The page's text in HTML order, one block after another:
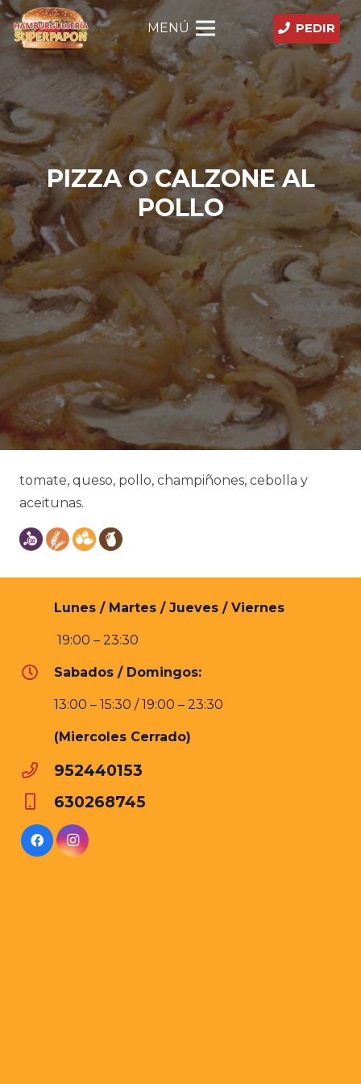
MENÚ PEDIR
PIZZA O CALZONE AL
POLLO
tomate, queso, pollo, champiñones, cebolla y
aceitunas.
Lunes / Martes / Jueves / Viernes
19:00 – 23:30
Sabados / Domingos:
13:00 – 15:30 / 19:00 – 23:30
(Miercoles Cerrado)
952440153
630268745